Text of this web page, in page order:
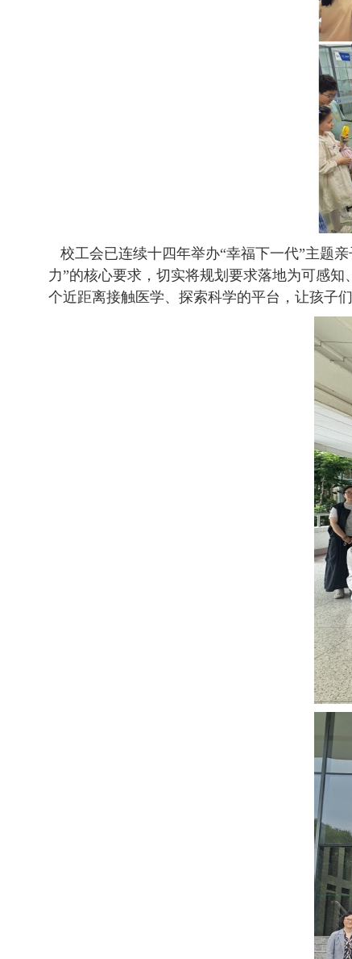
校工会已连续十四年举办“幸福下一代”主题
力”的核心要求，切实将规划要求落地为可感
个近距离接触医学、探索科学的平台，让孩子